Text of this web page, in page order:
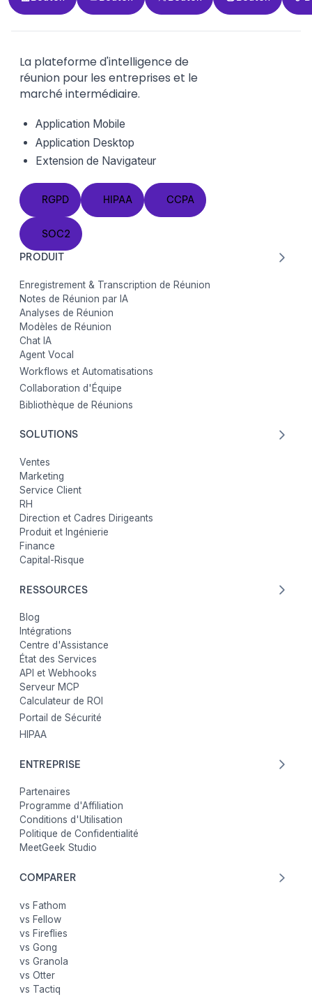
La plateforme d'intelligence de
réunion pour les entreprises et le
marché intermédiaire.
Application Mobile
Application Desktop
Extension de Navigateur
RGPD
RGPD
HIPAA
HIPAA
CCPA
CCPA
SOC2
SOC2
PRODUIT
Enregistrement & Transcription de Réunion
Notes de Réunion par IA
Analyses de Réunion
Modèles de Réunion
Chat IA
Agent Vocal
Workflows et Automatisations
Collaboration d'Équipe
Bibliothèque de Réunions
SOLUTIONS
Ventes
Marketing
Service Client
RH
Direction et Cadres Dirigeants
Produit et Ingénierie
Finance
Capital-Risque
RESSOURCES
Blog
Intégrations
Centre d'Assistance
État des Services
API et Webhooks
Serveur MCP
Calculateur de ROI
Portail de Sécurité
HIPAA
ENTREPRISE
Partenaires
Programme d'Affiliation
Conditions d'Utilisation
Politique de Confidentialité
MeetGeek Studio
COMPARER
vs Fathom
vs Fellow
vs Fireflies
vs Gong
vs Granola
vs Otter
vs Tactiq